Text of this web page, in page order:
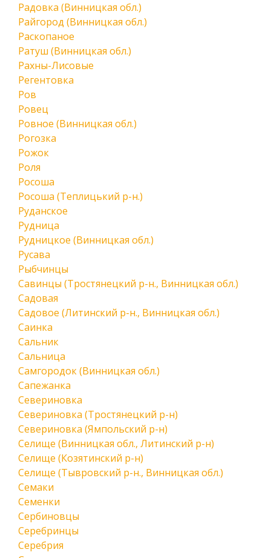
Радовка (Винницкая обл.)
Райгород (Винницкая обл.)
Раскопаное
Ратуш (Винницкая обл.)
Рахны-Лисовые
Регентовка
Ров
Ровец
Ровное (Винницкая обл.)
Рогозка
Рожок
Роля
Росоша
Росоша (Теплицький р-н.)
Руданское
Рудница
Рудницкое (Винницкая обл.)
Русава
Рыбчинцы
Савинцы (Тростянецкий р-н., Винницкая обл.)
Садовая
Садовое (Литинский р-н., Винницкая обл.)
Саинка
Сальник
Сальница
Самгородок (Винницкая обл.)
Сапежанка
Севериновка
Севериновка (Тростянецкий р-н)
Севериновка (Ямпольский р-н)
Селище (Винницкая обл., Литинский р-н)
Селище (Козятинский р-н)
Селище (Тывровский р-н., Винницкая обл.)
Семаки
Семенки
Сербиновцы
Серебринцы
Серебрия